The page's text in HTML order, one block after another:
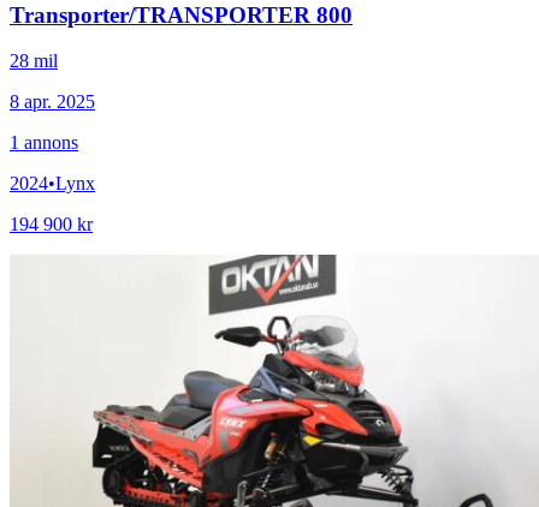
Transporter/TRANSPORTER 800
28 mil
8 apr. 2025
1 annons
2024•Lynx
194 900 kr